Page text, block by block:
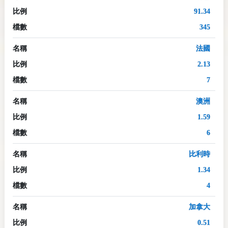
比例 91.34
檔數 345
名稱 法國
比例 2.13
檔數 7
名稱 澳洲
比例 1.59
檔數 6
名稱 比利時
比例 1.34
檔數 4
名稱 加拿大
比例 0.51